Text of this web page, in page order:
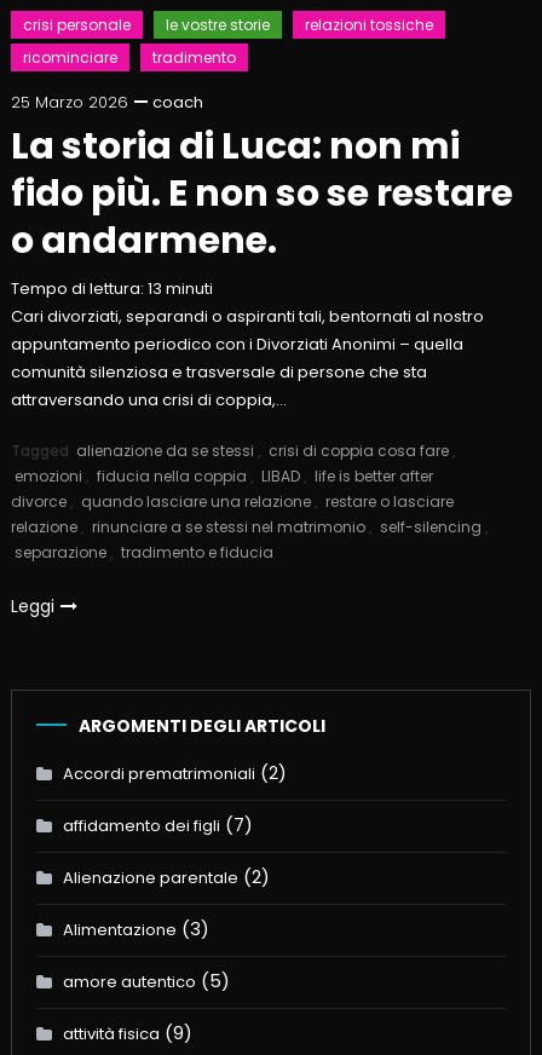
crisi personale le vostre storie
relazioni tossiche
ricominciare
tradimento
25 Marzo 2026 coach
La storia di Luca: non mi
fido più. E non so se restare
o andarmene.
Tempo di lettura: 13 minuti
Cari divorziati, separandi o aspiranti tali, bentornati al nostro
appuntamento periodico con i Divorziati Anonimi – quella
comunità silenziosa e trasversale di persone che sta
attraversando una crisi di coppia,…
Tagged alienazione da se stessi , crisi di coppia cosa fare ,
emozioni , fiducia nella coppia , LIBAD , life is better after
divorce , quando lasciare una relazione , restare o lasciare
relazione , rinunciare a se stessi nel matrimonio , self-silencing ,
separazione , tradimento e fiducia
Leggi
ARGOMENTI DEGLI ARTICOLI
Accordi prematrimoniali (2)
affidamento dei figli (7)
Alienazione parentale (2)
Alimentazione (3)
amore autentico (5)
attività fisica (9)